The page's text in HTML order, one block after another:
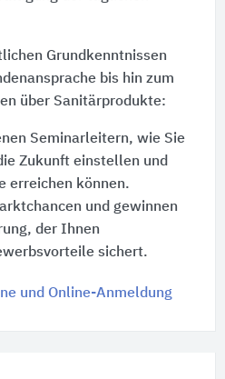
Grundkenntnissen
bis hin zum
über Sanitärprodukte:
Seminarleitern, wie Sie
Zukunft einstellen und
erreichen können.
und gewinnen
der Ihnen
sichert.
und Online-Anmeldung